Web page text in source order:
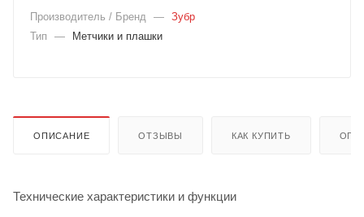
Производитель / Бренд — Зубр
Тип
— Метчики и плашки
ОПИСАНИЕ ОТЗЫВЫ КАК КУПИТЬ
Технические характеристики и функции